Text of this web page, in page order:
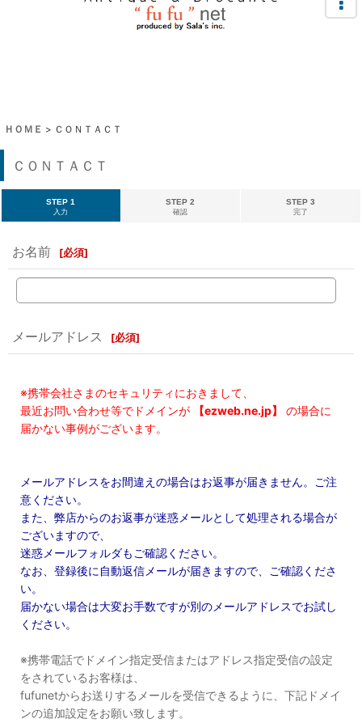
ＨＯＭＥ > ＣＯＮＴＡＣＴ
ＣＯＮＴＡＣＴ
STEP 1
入力
STEP 2
確認
STEP 3
完了
お名前 [必須]
メールアドレス [必須]
※携帯会社さまのセキュリティにおきまして、
最近お問い合わせ等でドメインが
【ezweb.ne.jp】
の場合に
届かない事例がございます。
メールアドレスをお間違えの場合はお返事が届きません。ご注
意ください。
また、弊店からのお返事が迷惑メールとして処理される場合が
ございますので、
迷惑メールフォルダもご確認ください。
なお、登録後に自動返信メールが届きますので、ご確認くださ
い。
届かない場合は大変お手数ですが別のメールアドレスでお試し
ください。
※携帯電話でドメイン指定受信またはアドレス指定受信の設定
をされているお客様は、
fufunetからお送りするメールを受信できるように、下記ドメイ
ンの追加設定をお願い致します。